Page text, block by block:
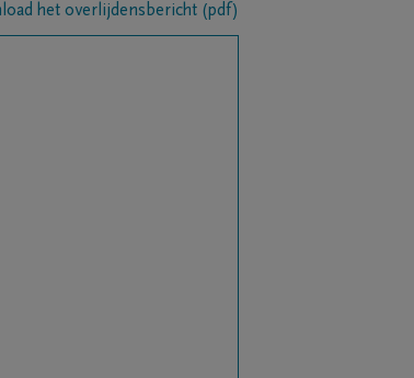
het overlijdensbericht (pdf)